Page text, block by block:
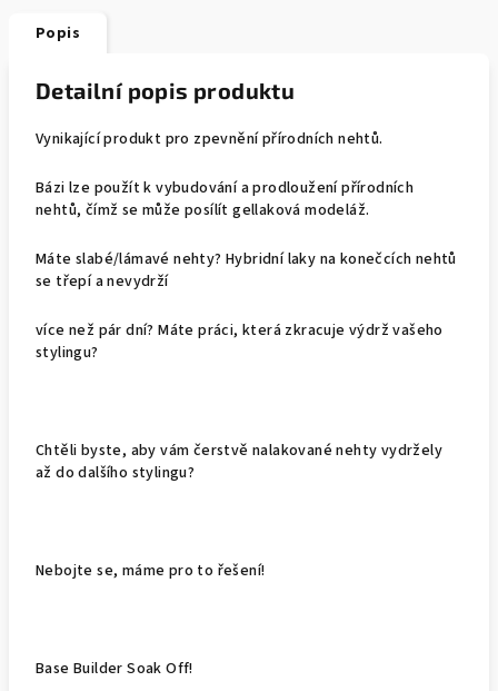
Popis
Detailní popis produktu
Vynikající produkt pro zpevnění přírodních nehtů.
Bázi lze použít k vybudování a prodloužení přírodních
nehtů, čímž se může posílít gellaková modeláž.
Máte slabé/lámavé nehty? Hybridní laky na konečcích nehtů
se třepí a nevydrží
více než pár dní? Máte práci, která zkracuje výdrž vašeho
stylingu?
Chtěli byste, aby vám čerstvě nalakované nehty vydržely
až do dalšího stylingu?
Nebojte se, máme pro to řešení!
Base Builder Soak Off!